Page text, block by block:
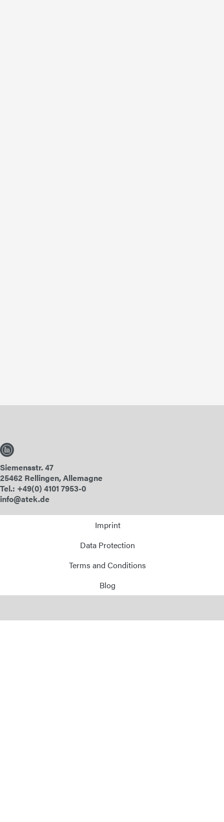
Siemensstr. 47
25462 Rellingen, Allemagne
Tel.: +49(0) 4101 7953-0
info@atek.de
Imprint
Data Protection
Terms and Conditions
Blog